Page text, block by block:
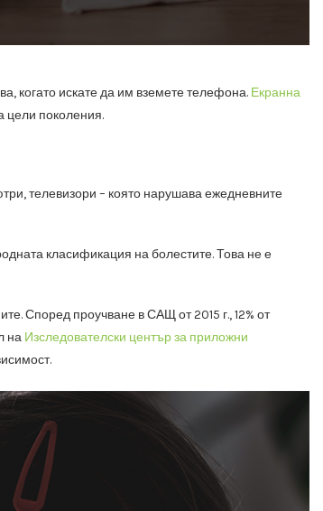
когато искате да им вземете телефона. Екранна
цели поколения.
телевизори – която нарушава ежедневните
класификация на болестите. Това не е
Според проучване в САЩ от 2015 г., 12% от
на Изследователски център за приложни